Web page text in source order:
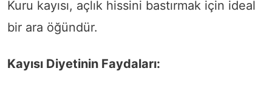
Kuru kayısı, açlık hissini bastırmak için ideal
bir ara öğündür.
Kayısı Diyetinin Faydaları: